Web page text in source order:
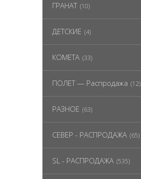
ГРАНАТ (10)
ДЕТСКИЕ (4)
КОМЕТА (33)
ПОЛЕТ — Распродажа (12)
РАЗНОЕ (63)
СЕВЕР - РАСПРОДАЖА (65)
SL - РАСПРОДАЖА (535)